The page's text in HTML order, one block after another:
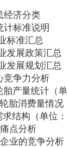
经济分类
计标准说明
标准汇总
发展政策汇总
发展规划汇总
竞争力分析
产量统计（
胎消费量情
结构（单位
点分析
业的竞争分析